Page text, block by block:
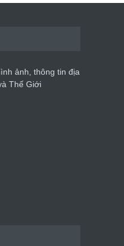
ảnh, thông tin địa
Thế Giới